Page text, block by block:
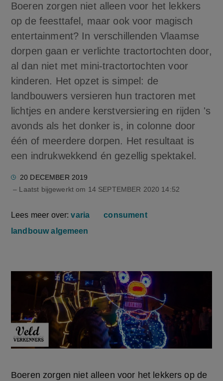
Boeren zorgen niet alleen voor het lekkers
op de feesttafel, maar ook voor magisch
entertainment? In verschillenden Vlaamse
dorpen gaan er verlichte tractortochten door,
al dan niet met mini-tractortochten voor
kinderen. Het opzet is simpel: de
landbouwers versieren hun tractoren met
lichtjes en andere kerstversiering en rijden 's
avonds als het donker is, in colonne door
één of meerdere dorpen. Het resultaat is
een indrukwekkend én gezellig spektakel.
20 DECEMBER 2019
– Laatst bijgewerkt om 14 SEPTEMBER 2020 14:52
Lees meer over:varia
consument
landbouw algemeen
Boeren zorgen niet alleen voor het lekkers op de